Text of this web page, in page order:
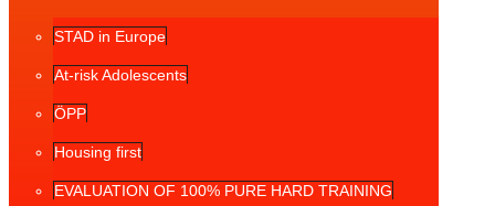
STAD in Europe
At-risk Adolescents
ÖPP
Housing first
EVALUATION OF 100% PURE HARD TRAINING